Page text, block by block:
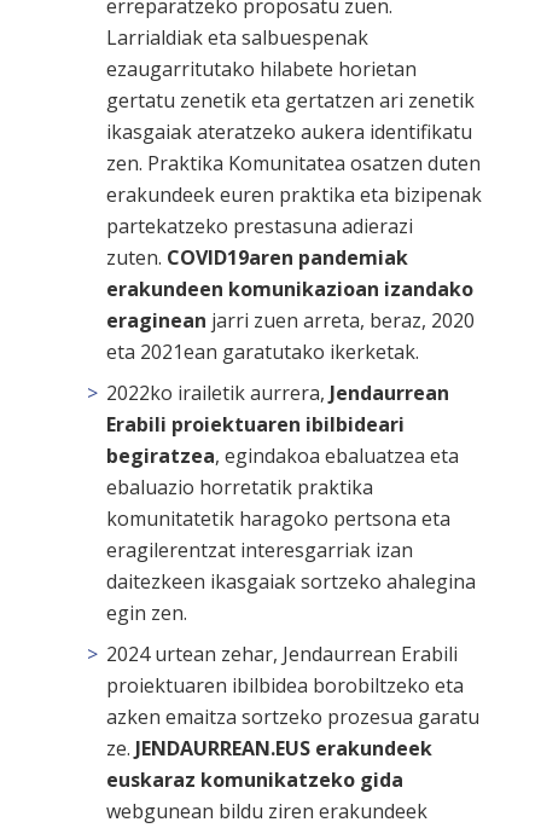
erreparatzeko proposatu zuen.
Larrialdiak eta salbuespenak
ezaugarritutako hilabete horietan
gertatu zenetik eta gertatzen ari zenetik
ikasgaiak ateratzeko aukera identifikatu
zen. Praktika Komunitatea osatzen duten
erakundeek euren praktika eta bizipenak
partekatzeko prestasuna adierazi
zuten. COVID19aren pandemiak
erakundeen komunikazioan izandako
eraginean jarri zuen arreta, beraz, 2020
eta 2021ean garatutako ikerketak.
2022ko irailetik aurrera, Jendaurrean
Erabili proiektuaren ibilbideari
begiratzea, egindakoa ebaluatzea eta
ebaluazio horretatik praktika
komunitatetik haragoko pertsona eta
eragilerentzat interesgarriak izan
daitezkeen ikasgaiak sortzeko ahalegina
egin zen.
2024 urtean zehar, Jendaurrean Erabili
proiektuaren ibilbidea borobiltzeko eta
azken emaitza sortzeko prozesua garatu
ze. JENDAURREAN.EUS erakundeek
euskaraz komunikatzeko gida
webgunean bildu ziren erakundeek